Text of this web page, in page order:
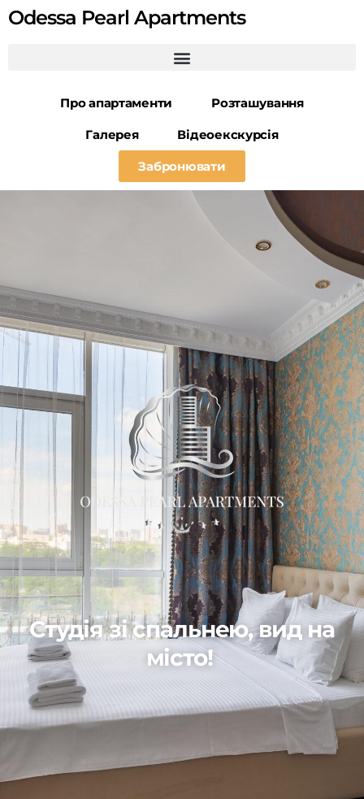
Odessa Pearl Apartments
Про апартаменти Розташування
Галерея Відеоекскурсія
Забронювати
Студія зі спальнею, вид на
місто!